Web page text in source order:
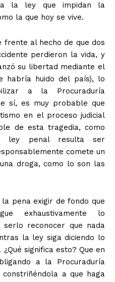
a la ley que impidan la
la que hoy se vive.
frente al hecho de que dos
perdieron la vida, y
su libertad mediante el
habría huido del país), lo
a la Procuraduría
sí, es muy probable que
en el proceso judicial
de esta tragedia, como
penal resulta ser
comete un
droga, como lo son las
pena exigir de fondo que
exhaustivamente lo
serlo reconocer que nada
la ley siga diciendo lo
significa esto? Que en
a la Procuraduría
a que haga